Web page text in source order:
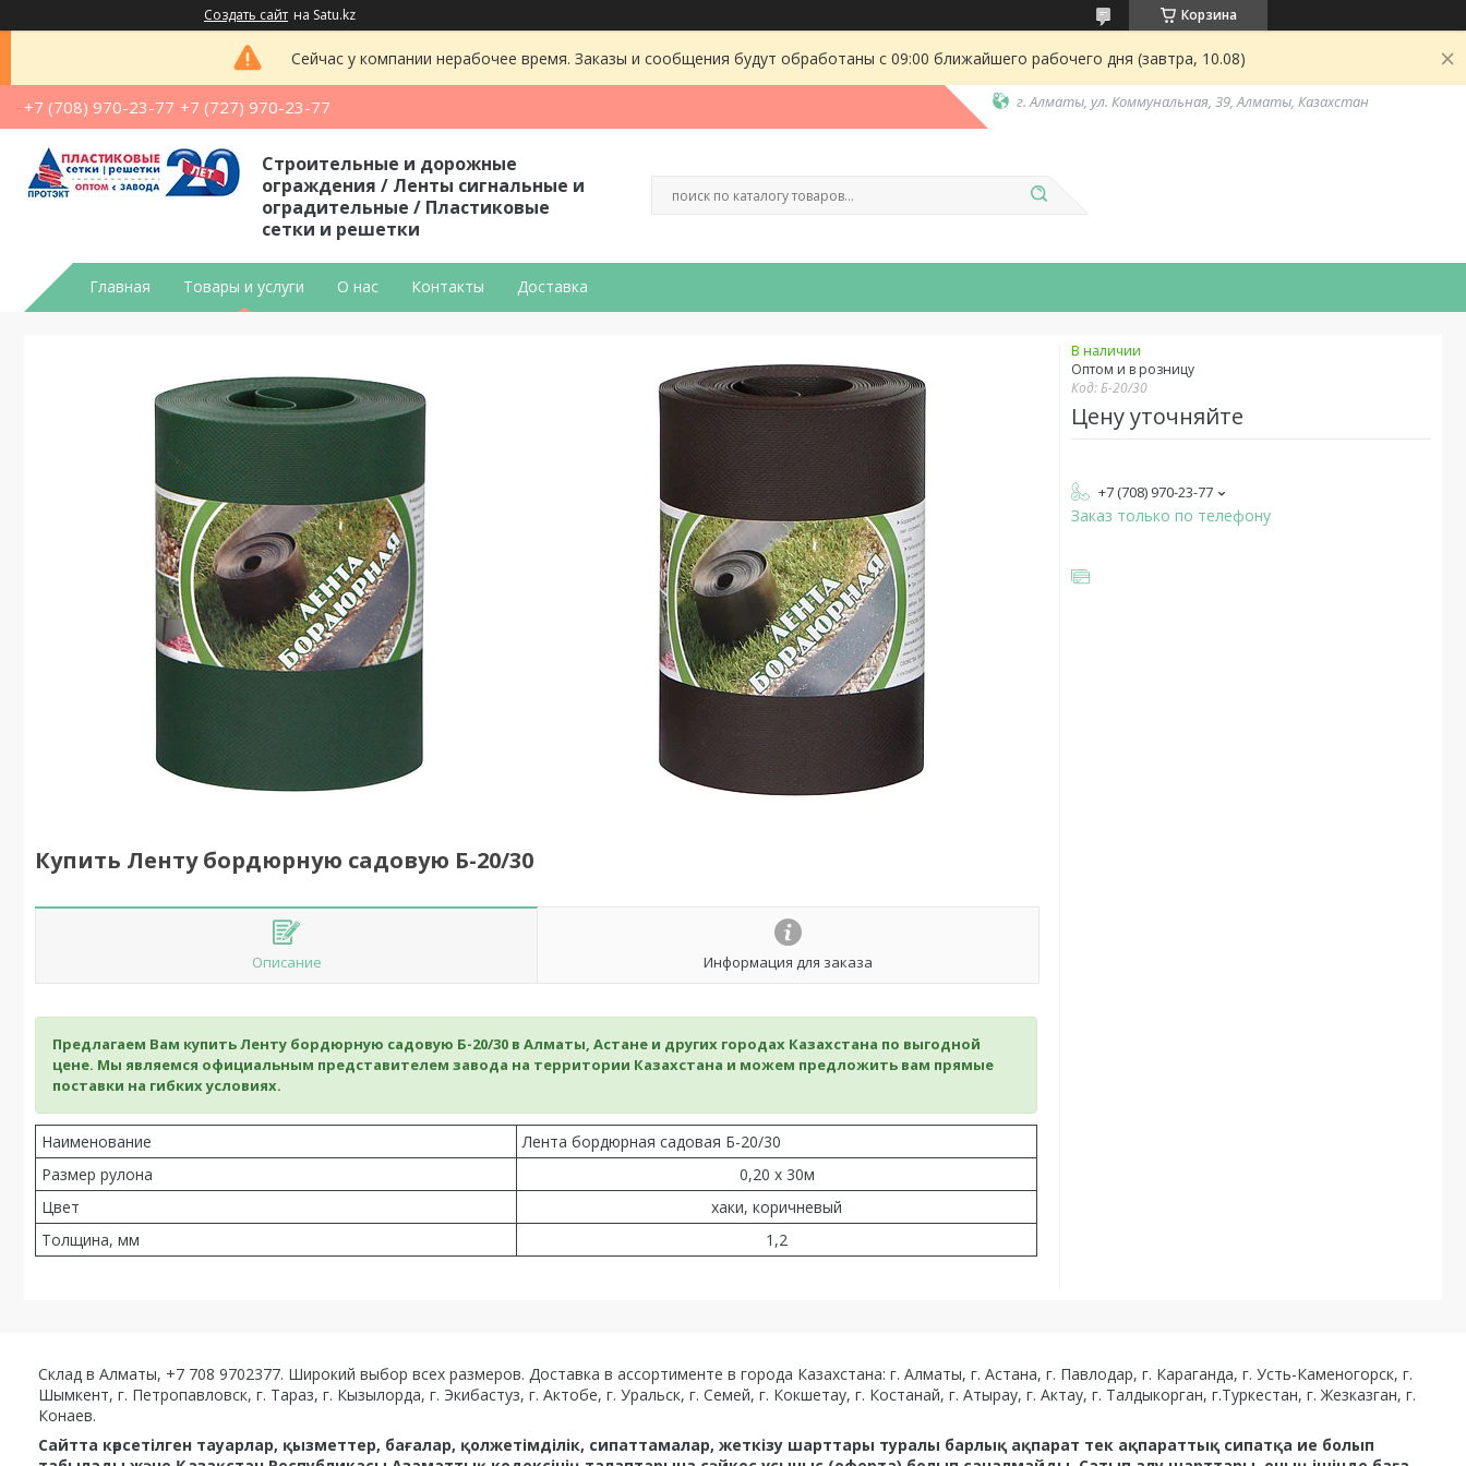
Создать сайт на Satu.kz Корзина
Сейчас у компании нерабочее время. Заказы и сообщения будут обработаны с 09:00 ближайшего рабочего дня (завтра, 10.08)
+7 (708) 970-23-77 +7 (727) 970-23-77 г. Алматы, ул. Коммунальная, 39, Алматы, Казахстан
Строительные и дорожные
ограждения / Ленты сигнальные и
оградительные / Пластиковые
сетки и решетки
Главная Товары и услуги О нас Контакты Доставка
Купить Ленту бордюрную садовую Б-20/30
Описание Информация для заказа
Предлагаем Вам купить Ленту бордюрную садовую Б-20/30 в Алматы, Астане и других городах Казахстана по выгодной
цене. Мы являемся официальным представителем завода на территории Казахстана и можем предложить вам прямые
поставки на гибких условиях.
Наименование
Лента бордюрная садовая Б-20/30
Размер рулона
0,20 х 30м
Цвет
хаки, коричневый
Толщина, мм
1,2
В наличии
Оптом и в розницу
Код:Б-20/30
Цену уточняйте
+7 (708) 970-23-77
Заказ только по телефону
Склад в Алматы, +7 708 9702377. Широкий выбор всех размеров. Доставка в ассортименте в города Казахстана: г. Алматы, г. Астана, г. Павлодар, г. Караганда, г. Усть-Каменогорск, г.
Шымкент, г. Петропавловск, г. Тараз, г. Кызылорда, г. Экибастуз, г. Актобе, г. Уральск, г. Семей, г. Кокшетау, г. Костанай, г. Атырау, г. Актау, г. Талдыкорган, г.Туркестан, г. Жезказган, г.
Конаев.
Сайтта көрсетілген тауарлар, қызметтер, бағалар, қолжетімділік, сипаттамалар, жеткізу шарттары туралы барлық ақпарат тек ақпараттық сипатқа ие болып